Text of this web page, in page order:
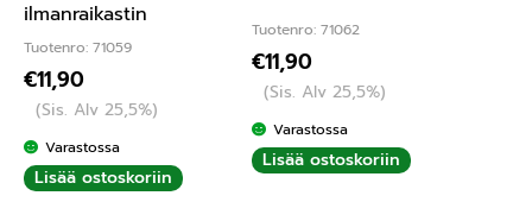
ilmanraikastin
Tuotenro: 71059
€11,90
(Sis. Alv 25,5%)
Varastossa
Lisää ostoskoriin
Tuotenro: 71062
€11,90
(Sis. Alv 25,5%)
Varastossa
Lisää ostoskoriin